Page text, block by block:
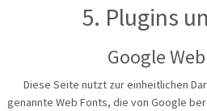
5. Plugins
Google
Diese Seite nutzt zur einheitlichen
genannte Web Fonts, die von Google